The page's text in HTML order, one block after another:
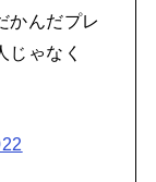
かんだプレ
じゃなく